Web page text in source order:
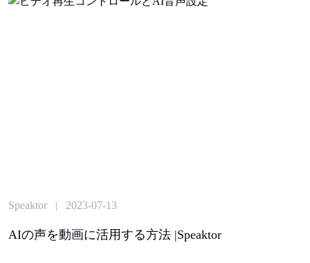
Speaktor | 2023-07-13
AIの声を動画に活用する方法 |Speaktor